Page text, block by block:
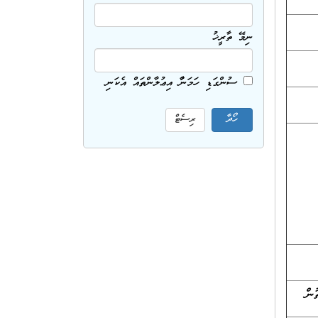
ނިމޭ ތާރީޚު
ސުންގަޑި ހަމަނުވާ އިޢުލާންތައް އެކަނި